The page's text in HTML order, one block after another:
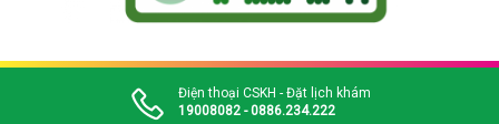
Điện thoại CSKH - Đặt lịch khám
19008082 - 0886.234.222